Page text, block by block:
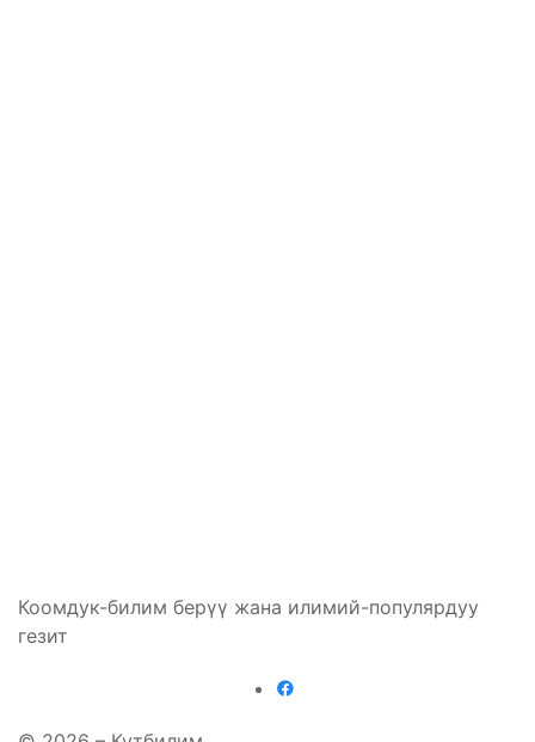
Коомдук-билим берүү жана илимий-популярдуу
гезит